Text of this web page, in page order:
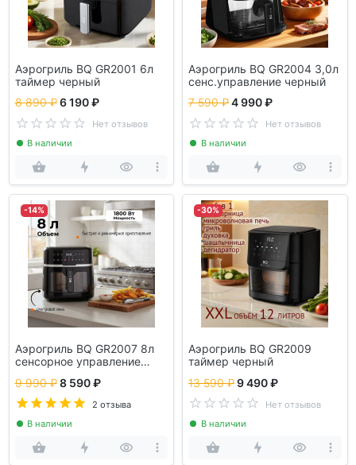
Аэрогриль BQ GR2001 6л
таймер черный
8 890 ₽ 6 190 ₽
Нет отзывов
В наличии
Аэрогриль BQ GR2004 3,0л
сенс.управление черный
7 590 ₽4 990 ₽
Нет отзывов
В наличии
-14%
Аэрогриль BQ GR2007 8л
сенсорное управление
9 990 ₽ 8 590 ₽
2 отзыва
В наличии
-30%
Аэрогриль BQ GR2009
таймер черный
13 590 ₽9 490 ₽
Нет отзывов
В наличии